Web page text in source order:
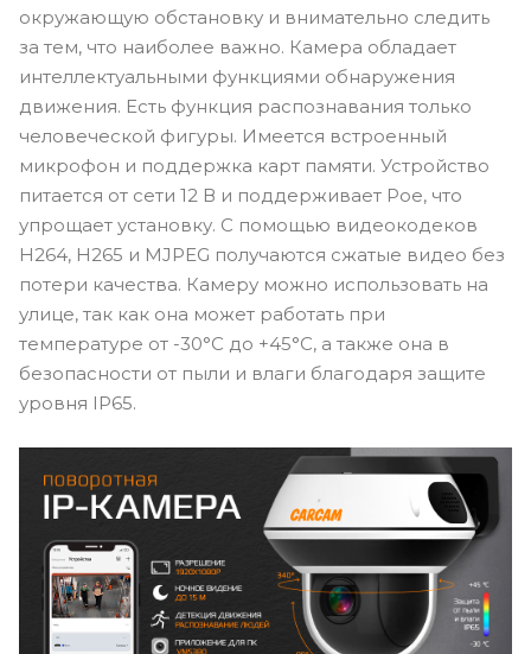
окружающую обстановку и внимательно следить
за тем, что наиболее важно. Камера обладает
интеллектуальными функциями обнаружения
движения. Есть функция распознавания только
человеческой фигуры. Имеется встроенный
микрофон и поддержка карт памяти. Устройство
питается от сети 12 В и поддерживает Poe, что
упрощает установку. С помощью видеокодеков
H264, H265 и MJPEG получаются сжатые видео без
потери качества. Камеру можно использовать на
улице, так как она может работать при
температуре от -30°C до +45°C, а также она в
безопасности от пыли и влаги благодаря защите
уровня IP65.